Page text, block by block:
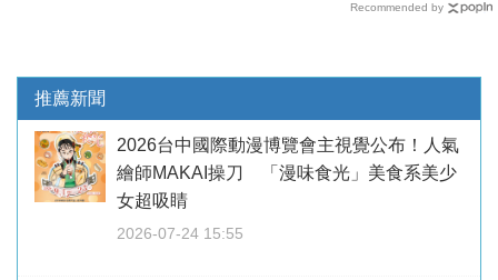
Recommended by
推薦新聞
2026台中國際動漫博覽會主視覺公布！人氣
繪師MAKAI操刀 「漫味食光」美食系美少
女超吸睛
2026-07-24 15:55